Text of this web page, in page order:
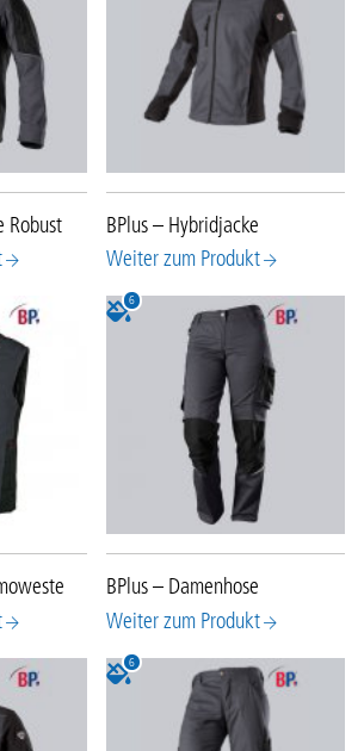
Robust
BPlus – Hybridjacke
Weiter zum Produkt
6
BPlus – Damenhose
Weiter zum Produkt
6